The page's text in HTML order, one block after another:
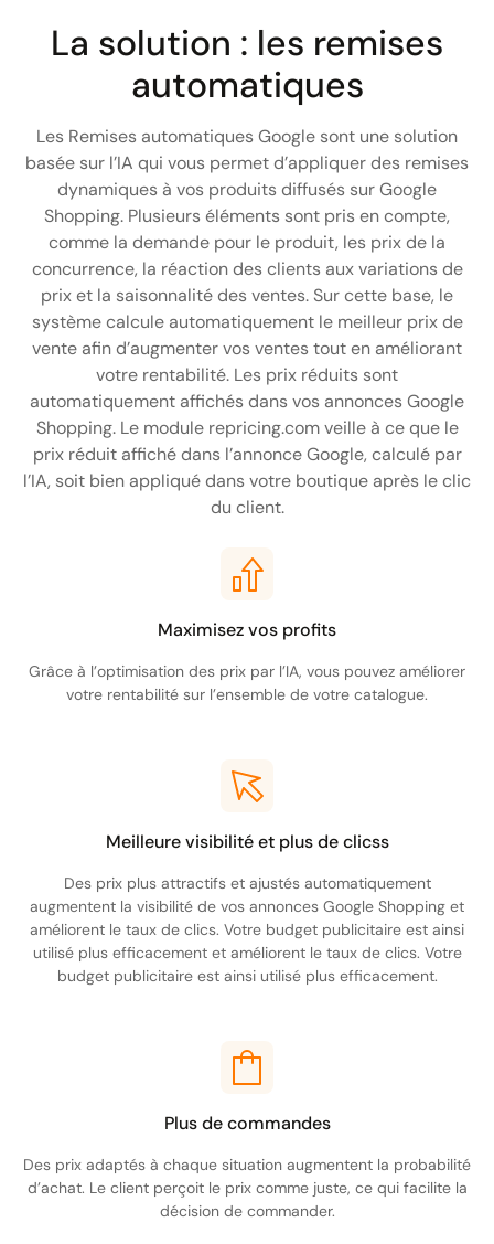
La solution : les remises
automatiques
Les Remises automatiques Google sont une solution
basée sur l’IA qui vous permet d’appliquer des remises
dynamiques à vos produits diffusés sur Google
Shopping. Plusieurs éléments sont pris en compte,
comme la demande pour le produit, les prix de la
concurrence, la réaction des clients aux variations de
prix et la saisonnalité des ventes. Sur cette base, le
système calcule automatiquement le meilleur prix de
vente afin d’augmenter vos ventes tout en améliorant
votre rentabilité. Les prix réduits sont
automatiquement affichés dans vos annonces Google
Shopping. Le module repricing.com veille à ce que le
prix réduit affiché dans l’annonce Google, calculé par
l’IA, soit bien appliqué dans votre boutique après le clic
du client.
Maximisez vos profits
Grâce à l’optimisation des prix par l’IA, vous pouvez améliorer
votre rentabilité sur l’ensemble de votre catalogue.
Meilleure visibilité et plus de clicss
Des prix plus attractifs et ajustés automatiquement
augmentent la visibilité de vos annonces Google Shopping et
améliorent le taux de clics. Votre budget publicitaire est ainsi
utilisé plus efficacement et améliorent le taux de clics. Votre
budget publicitaire est ainsi utilisé plus efficacement.
Plus de commandes
Des prix adaptés à chaque situation augmentent la probabilité
d’achat. Le client perçoit le prix comme juste, ce qui facilite la
décision de commander.